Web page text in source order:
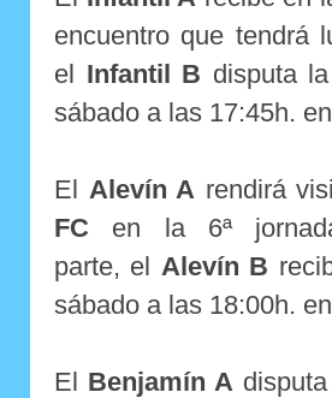
encuentro que tendrá
el Infantil B disputa
sábado a las 17:45h.
El Alevín A rendirá
FC en la 6ª
parte, el Alevín B
sábado a las 18:00h.
El Benjamín A